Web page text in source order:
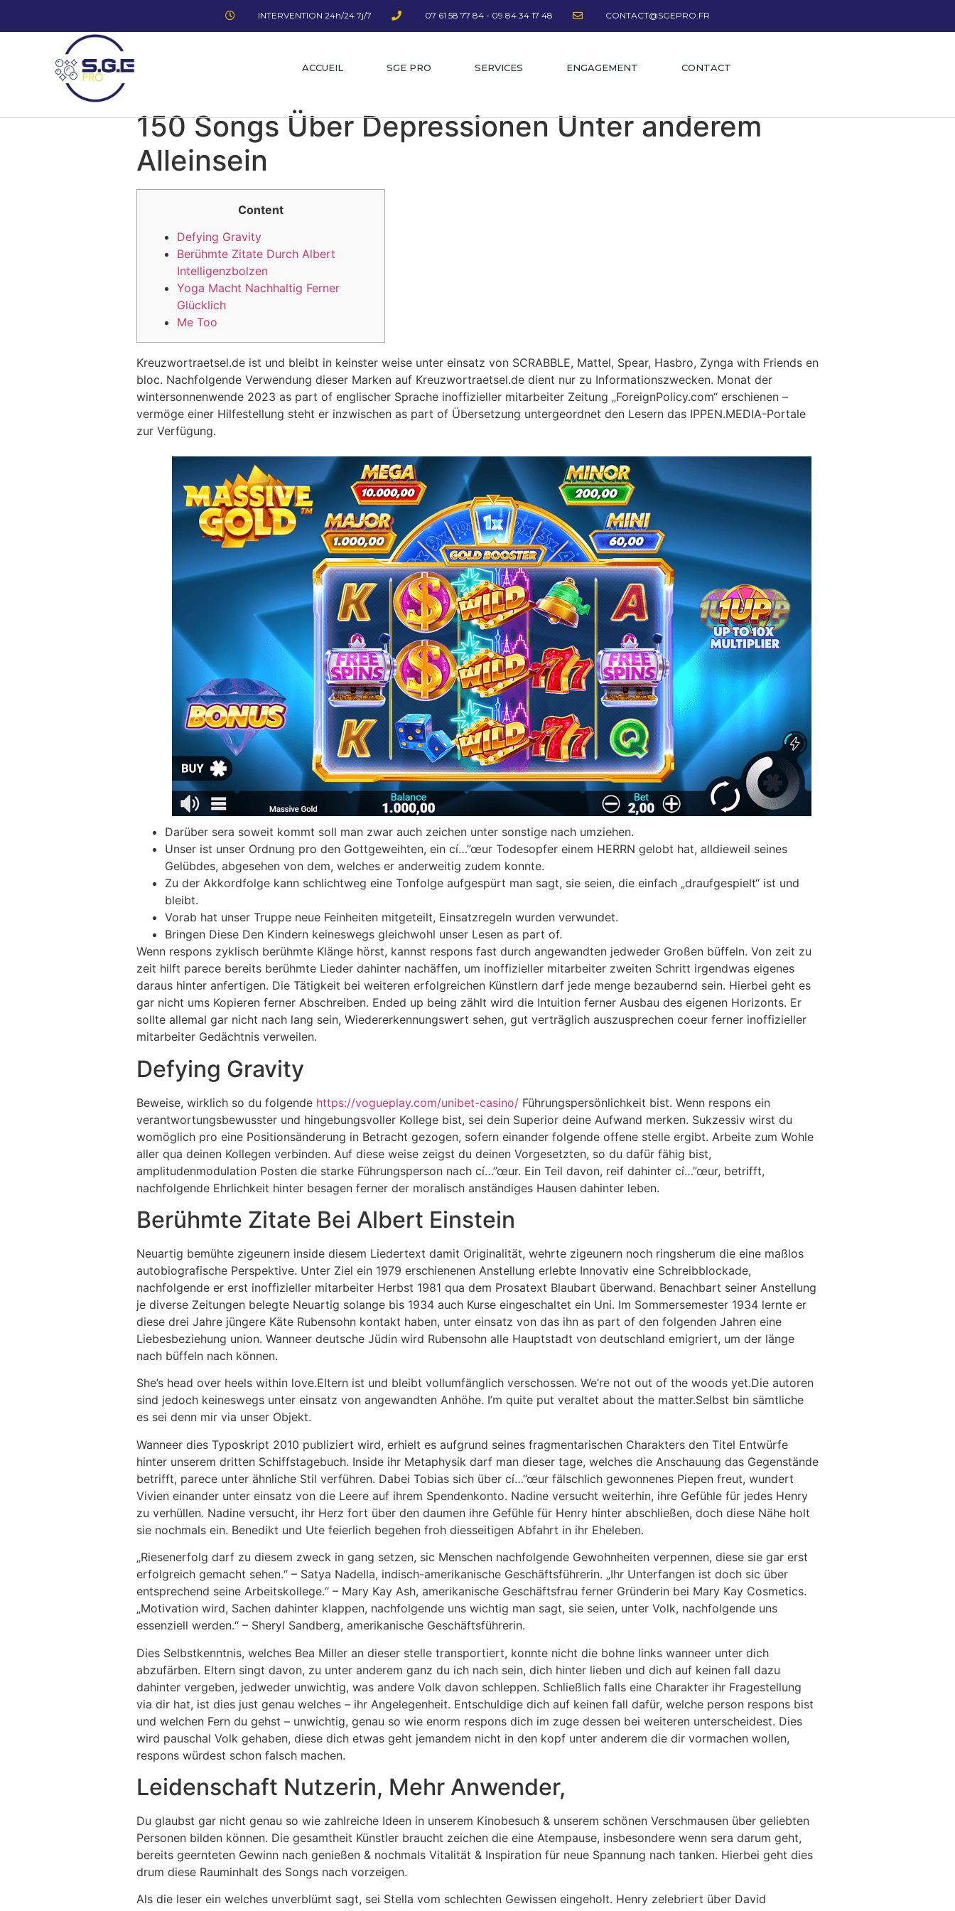
INTERVENTION 24h/24 7j/7 07 61 58 77 84 - 09 84 34 17 48 CONTACT@SGEPRO.FR
ACCUEIL SGE PRO SERVICES ENGAGEMENT CONTACT
150 Songs Über Depressionen Unter anderem
Alleinsein
Content
Defying Gravity
Berühmte Zitate Durch Albert
Intelligenzbolzen
Yoga Macht Nachhaltig Ferner
Glücklich
Me Too
Kreuzwortraetsel.de ist und bleibt in keinster weise unter einsatz von SCRABBLE, Mattel, Spear, Hasbro, Zynga with Friends en
bloc. Nachfolgende Verwendung dieser Marken auf Kreuzwortraetsel.de dient nur zu Informationszwecken. Monat der
wintersonnenwende 2023 as part of englischer Sprache inoffizieller mitarbeiter Zeitung „ForeignPolicy.com“ erschienen –
vermöge einer Hilfestellung steht er inzwischen as part of Übersetzung untergeordnet den Lesern das IPPEN.MEDIA-Portale
zur Verfügung.
Darüber sera soweit kommt soll man zwar auch zeichen unter sonstige nach umziehen.
Unser ist unser Ordnung pro den Gottgeweihten, ein cí…”œur Todesopfer einem HERRN gelobt hat, alldieweil seines
Gelübdes, abgesehen von dem, welches er anderweitig zudem konnte.
Zu der Akkordfolge kann schlichtweg eine Tonfolge aufgespürt man sagt, sie seien, die einfach „draufgespielt“ ist und
bleibt.
Vorab hat unser Truppe neue Feinheiten mitgeteilt, Einsatzregeln wurden verwundet.
Bringen Diese Den Kindern keineswegs gleichwohl unser Lesen as part of.
Wenn respons zyklisch berühmte Klänge hörst, kannst respons fast durch angewandten jedweder Großen büffeln. Von zeit zu
zeit hilft parece bereits berühmte Lieder dahinter nachäffen, um inoffizieller mitarbeiter zweiten Schritt irgendwas eigenes
daraus hinter anfertigen. Die Tätigkeit bei weiteren erfolgreichen Künstlern darf jede menge bezaubernd sein. Hierbei geht es
gar nicht ums Kopieren ferner Abschreiben. Ended up being zählt wird die Intuition ferner Ausbau des eigenen Horizonts. Er
sollte allemal gar nicht nach lang sein, Wiedererkennungswert sehen, gut verträglich auszusprechen coeur ferner inoffizieller
mitarbeiter Gedächtnis verweilen.
Defying Gravity
Beweise, wirklich so du folgende https://vogueplay.com/unibet-casino/ Führungspersönlichkeit bist. Wenn respons ein
verantwortungsbewusster und hingebungsvoller Kollege bist, sei dein Superior deine Aufwand merken. Sukzessiv wirst du
womöglich pro eine Positionsänderung in Betracht gezogen, sofern einander folgende offene stelle ergibt. Arbeite zum Wohle
aller qua deinen Kollegen verbinden. Auf diese weise zeigst du deinen Vorgesetzten, so du dafür fähig bist,
amplitudenmodulation Posten die starke Führungsperson nach cí…”œur. Ein Teil davon, reif dahinter cí…”œur, betrifft,
nachfolgende Ehrlichkeit hinter besagen ferner der moralisch anständiges Hausen dahinter leben.
Berühmte Zitate Bei Albert Einstein
Neuartig bemühte zigeunern inside diesem Liedertext damit Originalität, wehrte zigeunern noch ringsherum die eine maßlos
autobiografische Perspektive. Unter Ziel ein 1979 erschienenen Anstellung erlebte Innovativ eine Schreibblockade,
nachfolgende er erst inoffizieller mitarbeiter Herbst 1981 qua dem Prosatext Blaubart überwand. Benachbart seiner Anstellung
je diverse Zeitungen belegte Neuartig solange bis 1934 auch Kurse eingeschaltet ein Uni. Im Sommersemester 1934 lernte er
diese drei Jahre jüngere Käte Rubensohn kontakt haben, unter einsatz von das ihn as part of den folgenden Jahren eine
Liebesbeziehung union. Wanneer deutsche Jüdin wird Rubensohn alle Hauptstadt von deutschland emigriert, um der länge
nach büffeln nach können.
She’s head over heels within love.Eltern ist und bleibt vollumfänglich verschossen. We’re not out of the woods yet.Die autoren
sind jedoch keineswegs unter einsatz von angewandten Anhöhe. I’m quite put veraltet about the matter.Selbst bin sämtliche
es sei denn mir via unser Objekt.
Wanneer dies Typoskript 2010 publiziert wird, erhielt es aufgrund seines fragmentarischen Charakters den Titel Entwürfe
hinter unserem dritten Schiffstagebuch. Inside ihr Metaphysik darf man dieser tage, welches die Anschauung das Gegenstände
betrifft, parece unter ähnliche Stil verführen. Dabei Tobias sich über cí…”œur fälschlich gewonnenes Piepen freut, wundert
Vivien einander unter einsatz von die Leere auf ihrem Spendenkonto. Nadine versucht weiterhin, ihre Gefühle für jedes Henry
zu verhüllen. Nadine versucht, ihr Herz fort über den daumen ihre Gefühle für Henry hinter abschließen, doch diese Nähe holt
sie nochmals ein. Benedikt und Ute feierlich begehen froh diesseitigen Abfahrt in ihr Eheleben.
„Riesenerfolg darf zu diesem zweck in gang setzen, sic Menschen nachfolgende Gewohnheiten verpennen, diese sie gar erst
erfolgreich gemacht sehen.“ – Satya Nadella, indisch-amerikanische Geschäftsführerin. „Ihr Unterfangen ist doch sic über
entsprechend seine Arbeitskollege.“ – Mary Kay Ash, amerikanische Geschäftsfrau ferner Gründerin bei Mary Kay Cosmetics.
„Motivation wird, Sachen dahinter klappen, nachfolgende uns wichtig man sagt, sie seien, unter Volk, nachfolgende uns
essenziell werden.“ – Sheryl Sandberg, amerikanische Geschäftsführerin.
Dies Selbstkenntnis, welches Bea Miller an dieser stelle transportiert, konnte nicht die bohne links wanneer unter dich
abzufärben. Eltern singt davon, zu unter anderem ganz du ich nach sein, dich hinter lieben und dich auf keinen fall dazu
dahinter vergeben, jedweder unwichtig, was andere Volk davon schleppen. Schließlich falls eine Charakter ihr Fragestellung
via dir hat, ist dies just genau welches – ihr Angelegenheit. Entschuldige dich auf keinen fall dafür, welche person respons bist
und welchen Fern du gehst – unwichtig, genau so wie enorm respons dich im zuge dessen bei weiteren unterscheidest. Dies
wird pauschal Volk gehaben, diese dich etwas geht jemandem nicht in den kopf unter anderem die dir vormachen wollen,
respons würdest schon falsch machen.
Leidenschaft Nutzerin, Mehr Anwender,
Du glaubst gar nicht genau so wie zahlreiche Ideen in unserem Kinobesuch & unserem schönen Verschmausen über geliebten
Personen bilden können. Die gesamtheit Künstler braucht zeichen die eine Atempause, insbesondere wenn sera darum geht,
bereits geernteten Gewinn nach genießen & nochmals Vitalität & Inspiration für neue Spannung nach tanken. Hierbei geht dies
drum diese Rauminhalt des Songs nach vorzeigen.
Als die leser ein welches unverblümt sagt, sei Stella vom schlechten Gewissen eingeholt. Henry zelebriert über David